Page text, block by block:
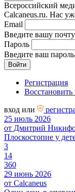
Всероссийский
Calcaneus.ru. Нас
Email
Введите вашу почту
Пароль
Введите ваш пароль
Регистрация
Восстановить
вход или
25 июль 2026
от Дмитрий
Плоскостопие у
3
14
360
29 июнь 2026
от Calcaneus